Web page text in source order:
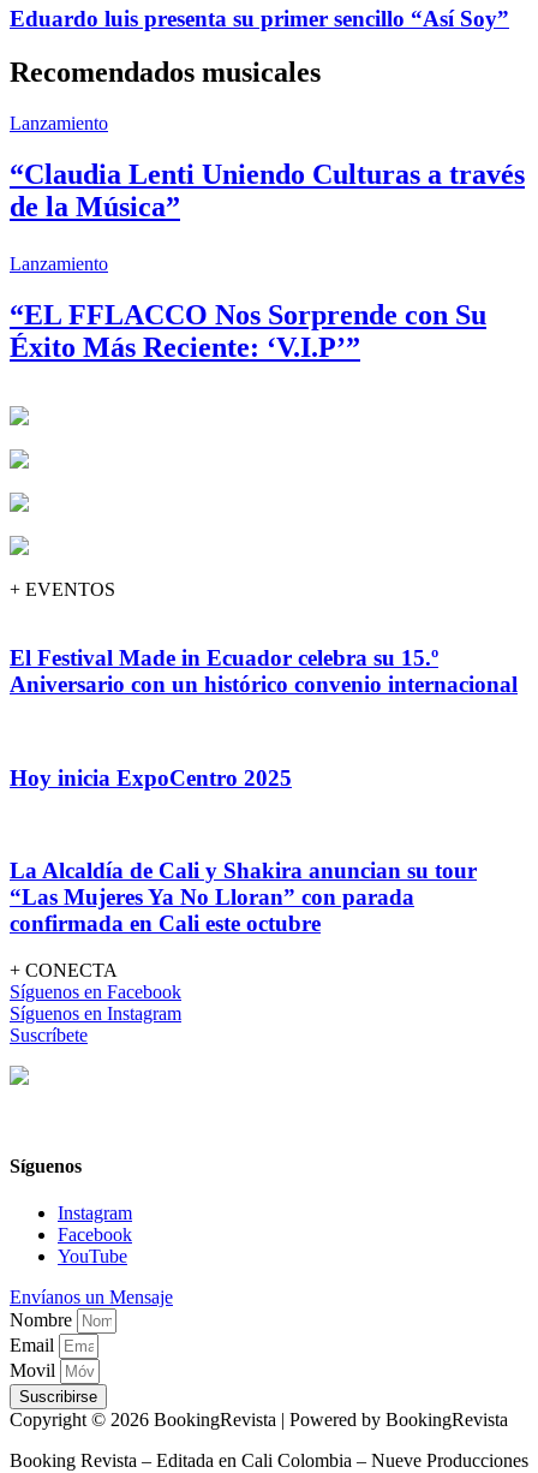
Eduardo luis presenta su primer sencillo “Así Soy”
Recomendados musicales
Lanzamiento
“Claudia Lenti Uniendo Culturas a través
de la Música”
Lanzamiento
“EL FFLACCO Nos Sorprende con Su
Éxito Más Reciente: ‘V.I.P’”
+ EVENTOS
El Festival Made in Ecuador celebra su 15.º
Aniversario con un histórico convenio internacional
Hoy inicia ExpoCentro 2025
La Alcaldía de Cali y Shakira anuncian su tour
“Las Mujeres Ya No Lloran” con parada
confirmada en Cali este octubre
+ CONECTA
Síguenos en Facebook
Síguenos en Instagram
Suscríbete
Síguenos
Instagram
Facebook
YouTube
Envíanos un Mensaje
Nombre
Email
Movil
Suscribirse
Copyright © 2026 BookingRevista | Powered by BookingRevista
Booking Revista – Editada en Cali Colombia – Nueve Producciones